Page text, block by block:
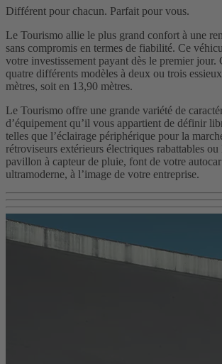
Différent pour chacun. Parfait pour vous.
Le Tourismo allie le plus grand confort à une
sans compromis en termes de fiabilité. Ce
votre investissement payant dès le premier jour.
quatre différents modèles à deux ou trois
mètres, soit en 13,90 mètres.
Le Tourismo offre une grande variété de
d’équipement qu’il vous appartient de définir
telles que l’éclairage périphérique pour la
rétroviseurs extérieurs électriques rabattables ou
pavillon à capteur de pluie, font de votre
ultramoderne, à l’image de votre entreprise.